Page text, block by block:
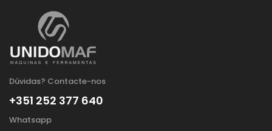
Dúvidas? Contacte-nos
+351 252 377 640
Whatsapp